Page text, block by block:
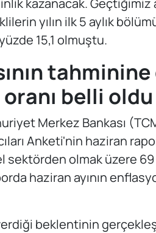
kazanacak. Geçtiğimiz
yılın ilk 5 aylık
15,1 olmuştu.
belli oldu
Merkez Bankası
Anketi'nin haziran
olmak üzere 69
haziran ayının
beklentinin